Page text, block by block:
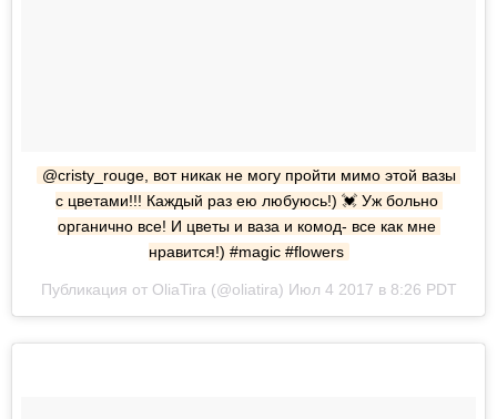
@cristy_rouge, вот никак не могу пройти мимо этой вазы
с цветами!!! Каждый раз ею любуюсь!) 💓 Уж больно
органично все! И цветы и ваза и комод- все как мне
нравится!) #magic #flowers
Публикация от OliaTira (@oliatira) Июл 4 2017 в 8:26 PDT